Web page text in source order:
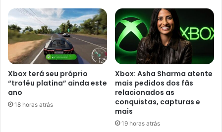
Xbox terá seu próprio
“troféu platina” ainda este
ano
18 horas atrás
Xbox: Asha Sharma atente
mais pedidos dos fãs
relacionados as
conquistas, capturas e
mais
19 horas atrás